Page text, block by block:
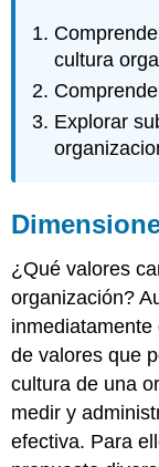
cultura
Explorar
¿Qué valores
organización?
de valores que
cultura de una
medir y
efectiva. Para